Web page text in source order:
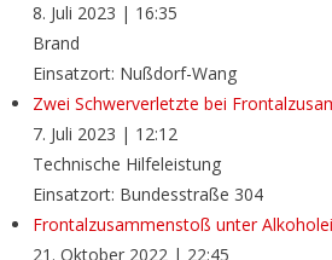
8. Juli 2023 | 16:35
Brand
Einsatzort: Nußdorf-Wang
Zwei Schwerverletzte bei
7. Juli 2023 | 12:12
Technische Hilfeleistung
Einsatzort: Bundesstraße 304
Frontalzusammenstoß unter
21. Oktober 2022| 22:45